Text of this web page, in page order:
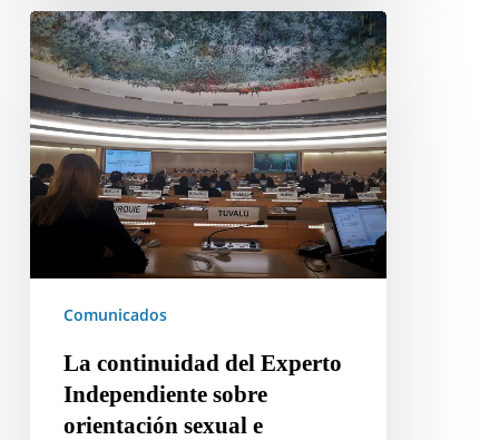
La
continuidad
del
Experto
Independiente
sobre
orientación
sexual
identidad
fundamental
Comunicados
La continuidad del Experto
Independiente sobre
orientación sexual e